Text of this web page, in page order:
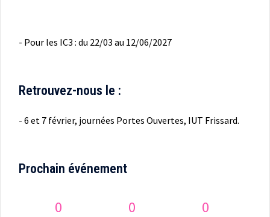
- Pour les IC3 : du 22/03 au 12/06/2027
Retrouvez-nous le :
- 6 et 7 février, journées Portes Ouvertes, IUT Frissard.
Prochain événement
0 0 0